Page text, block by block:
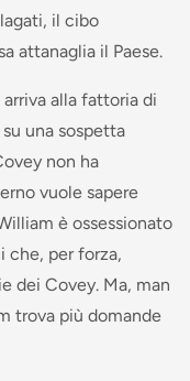
il cibo
attanaglia il Paese.
alla fattoria di
una sospetta
non ha
vuole sapere
è ossessionato
che, per forza,
dei Covey. Ma, man
trova più domande